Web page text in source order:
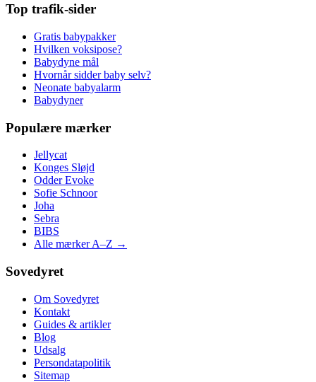
Top trafik-sider
Gratis babypakker
Hvilken voksipose?
Babydyne mål
Hvornår sidder baby selv?
Neonate babyalarm
Babydyner
Populære mærker
Jellycat
Konges Sløjd
Odder Evoke
Sofie Schnoor
Joha
Sebra
BIBS
Alle mærker A–Z →
Sovedyret
Om Sovedyret
Kontakt
Guides & artikler
Blog
Udsalg
Persondatapolitik
Sitemap